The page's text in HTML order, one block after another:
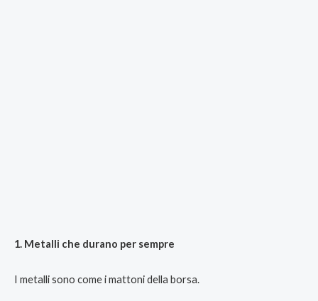
1. Metalli che durano per sempre
I metalli sono come i mattoni della borsa.